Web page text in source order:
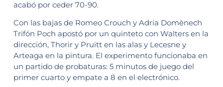
acabó por ceder 70-90.
Con las bajas de Romeo Crouch y Adria Domènech
Trifón Poch apostó por un quinteto con Walters en la
dirección, Thorir y Pruitt en las alas y Lecesne y
Arteaga en la pintura. El experimento funcionaba en
un partido de probaturas: 5 minutos de juego del
primer cuarto y empate a 8 en el electrónico.